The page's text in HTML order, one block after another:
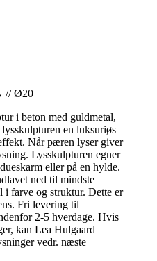
// Ø20
i beton med guldmetal,
en luksuriøs
Når pæren lyser giver
Lysskulpturen egner
eller på en hylde.
ned til mindste
i farve og struktur. Dette er
Fri levering til
2-5 hverdage. Hvis
kan Lea Hulgaard
vedr. næste